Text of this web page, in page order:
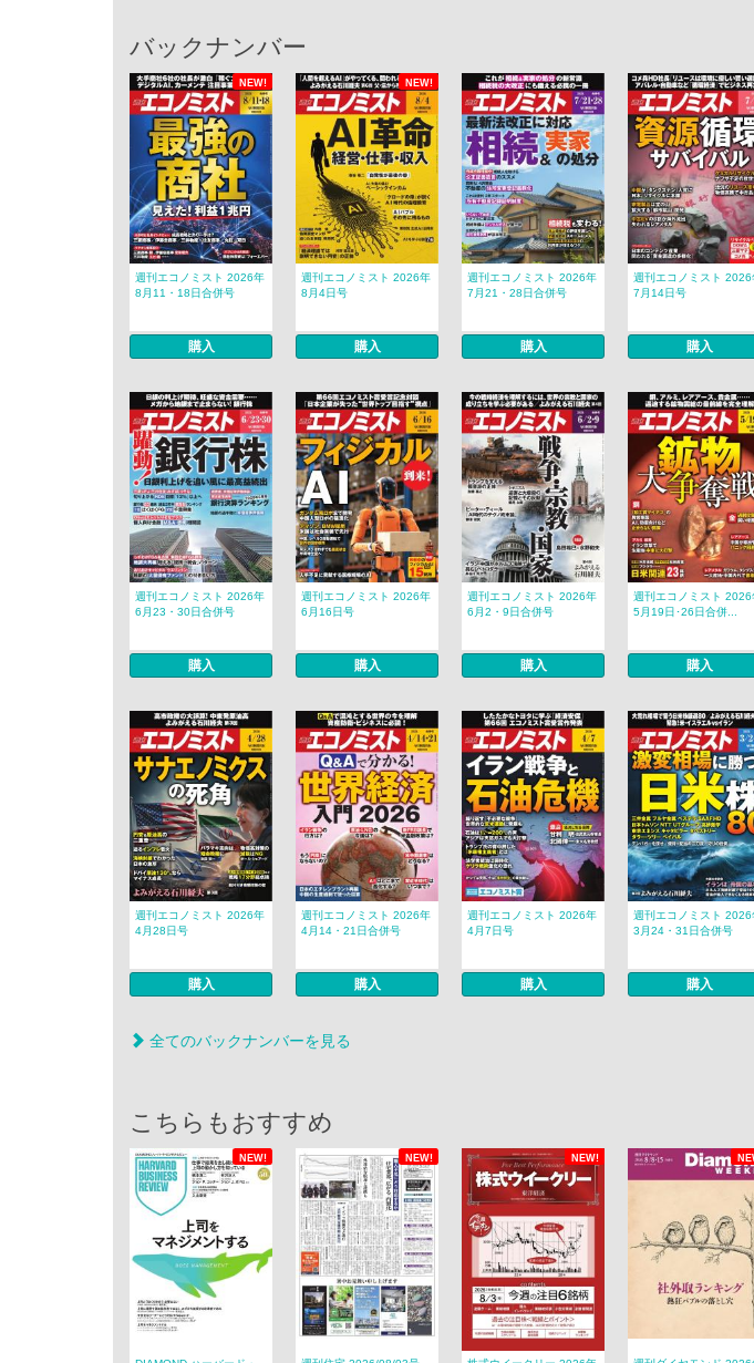
バックナンバー
NEW! NEW!
週刊エコノミスト 2026年
8月11・18日合併号
購入
週刊エコノミスト 2026年
8月4日号
購入
週刊エコノミスト 2026年
7月21・28日合併号
購入
週刊エコノミスト 2026
7月14日号
購入
週刊エコノミスト 2026年
6月23・30日合併号
購入
週刊エコノミスト 2026年
6月16日号
購入
週刊エコノミスト 2026年
6月2・9日合併号
購入
週刊エコノミスト 2026
5月19日･26日合併...
購入
週刊エコノミスト 2026年
4月28日号
購入
週刊エコノミスト 2026年
4月14・21日合併号
購入
週刊エコノミスト 2026年
4月7日号
購入
週刊エコノミスト 2026
3月24・31日合併号
購入
全てのバックナンバーを見る
こちらもおすすめ
NEW! NEW! NEW!